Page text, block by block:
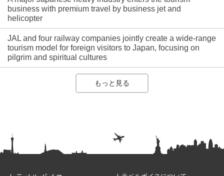
business with premium travel by business jet and
helicopter
JAL and four railway companies jointly create a wide-range
tourism model for foreign visitors to Japan, focusing on
pilgrim and spiritual cultures
もっと見る